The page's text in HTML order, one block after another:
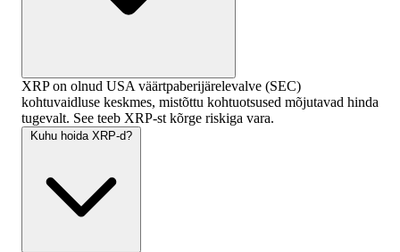
XRP on olnud USA väärtpaberijärelevalve (SEC)
kohtuvaidluse keskmes, mistõttu kohtuotsused mõjutavad hinda
tugevalt. See teeb XRP-st kõrge riskiga vara.
Kuhu hoida XRP-d?